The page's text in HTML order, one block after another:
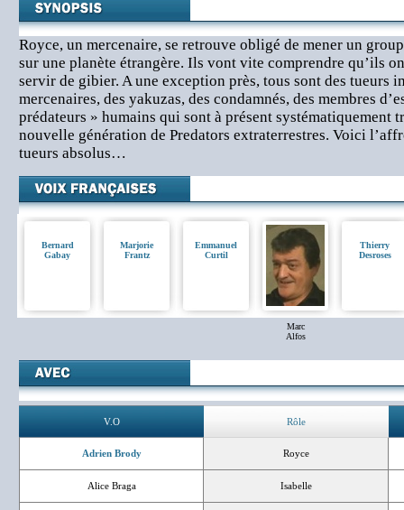
Royce, un mercenaire, se retrouve obligé de mener un
sur une planète étrangère. Ils vont vite comprendre qu’ils
servir de gibier. A une exception près, tous sont des tueurs
mercenaires, des yakuzas, des condamnés, des membres
prédateurs » humains qui sont à présent systématiquement
nouvelle génération de Predators extraterrestres. Voici
tueurs absolus…
Bernard
Gabay
Marjorie
Frantz
Emmanuel
Curtil
Marc
Alfos
Thierry
Desroses
V.O Rôle
Adrien Brody Royce
Alice Braga Isabelle